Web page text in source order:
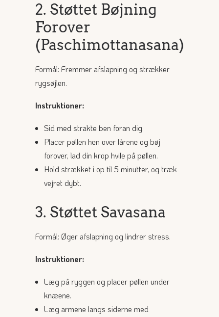
2. Støttet Bøjning
Forover
(Paschimottanasana)
Formål: Fremmer afslapning og strækker
rygsøjlen.
Instruktioner:
Sid med strakte ben foran dig.
Placer pøllen hen over lårene og bøj
forover, lad din krop hvile på pøllen.
Hold strækket i op til 5 minutter, og træk
vejret dybt.
3. Støttet Savasana
Formål: Øger afslapning og lindrer stress.
Instruktioner:
Læg på ryggen og placer pøllen under
knæene.
Læg armene langs siderne med